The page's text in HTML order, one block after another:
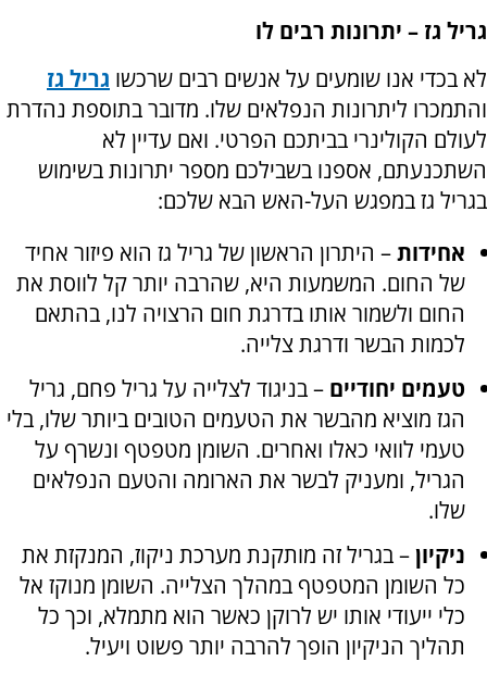
גריל גז – יתרונות רבים לו
לא בכדי אנו שומעים על אנשים רבים שרכשו גריל גז
והתמכרו ליתרונות הנפלאים שלו. מדובר בתוספת נהדרת
לעולם הקולינרי בביתכם הפרטי. ואם עדיין לא
השתכנעתם, אספנו בשבילכם מספר יתרונות בשימוש
בגריל גז במפגש העל-האש הבא שלכם:
אחידות– היתרון הראשון של גריל גז הוא פיזור אחיד
של החום. המשמעות היא, שהרבה יותר קל לווסת את
החום ולשמור אותו בדרגת חום הרצויה לנו, בהתאם
לכמות הבשר ודרגת צלייה.
טעמים יחודיים – בניגוד לצלייה על גריל פחם, גריל
הגז מוציא מהבשר את הטעמים הטובים ביותר שלו, בלי
טעמי לוואי כאלו ואחרים. השומן מטפטף ונשרף על
הגריל, ומעניק לבשר את הארומה והטעם הנפלאים
שלו.
ניקיון– בגריל זה מותקנת מערכת ניקוז, המנקזת את
כל השומן המטפטף במהלך הצלייה. השומן מנוקז אל
כלי ייעודי אותו יש לרוקן כאשר הוא מתמלא, וכך כל
תהליך הניקיון הופך להרבה יותר פשוט ויעיל.